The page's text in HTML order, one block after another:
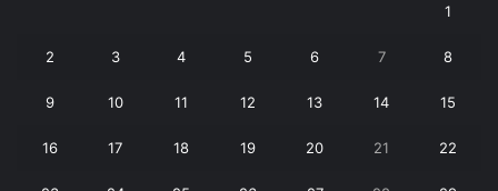
1
2 3 4 5 6 7 8
9 10 11 12 13 14 15
16 17 18 19 20 21 22